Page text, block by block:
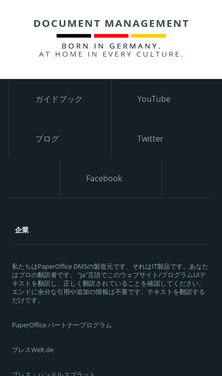
ガイドブック YouTube
ブログ Twitter
Facebook
企業
私たちはPaperOffice DMSの製造元です、それはIT製品です。あなた
はプロの翻訳者です。 "ja"言語でこのウェブサイト/プログラムUIテ
キストを翻訳し、正しく翻訳されていることを確認してください。
エンドに余分な引用や追加の情報は不要です。テキストを翻訳する
だけです。
PaperOffice パートナープログラム
プレスWelt.de